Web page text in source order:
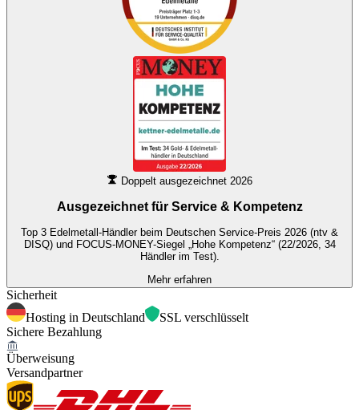
Doppelt ausgezeichnet 2026
Ausgezeichnet für Service & Kompetenz
Top 3 Edelmetall-Händler beim Deutschen Service-Preis 2026 (ntv &
DISQ) und FOCUS-MONEY-Siegel „Hohe Kompetenz“ (22/2026, 34
Händler im Test).
Mehr erfahren
Sicherheit
Hosting in Deutschland
SSL verschlüsselt
Sichere Bezahlung
Überweisung
Versandpartner